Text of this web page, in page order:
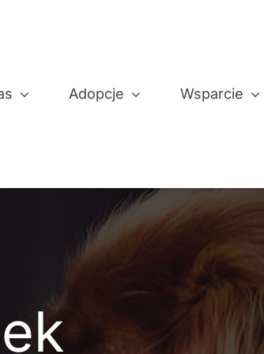
Adopcje Wsparcie